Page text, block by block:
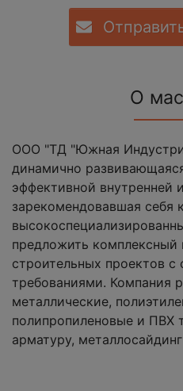
О
ООО "ТД "Южная
динамично
эффективной внутренней
зарекомендовавшая себя
предложить комплексный
строительных проектов
требованиями. Компания
металлические,
полипропиленовые и ПВХ
арматуру,